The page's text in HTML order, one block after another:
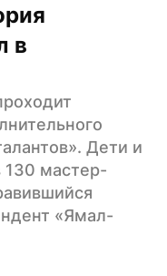
в
Дети и
130 мастер-
«Ямал-